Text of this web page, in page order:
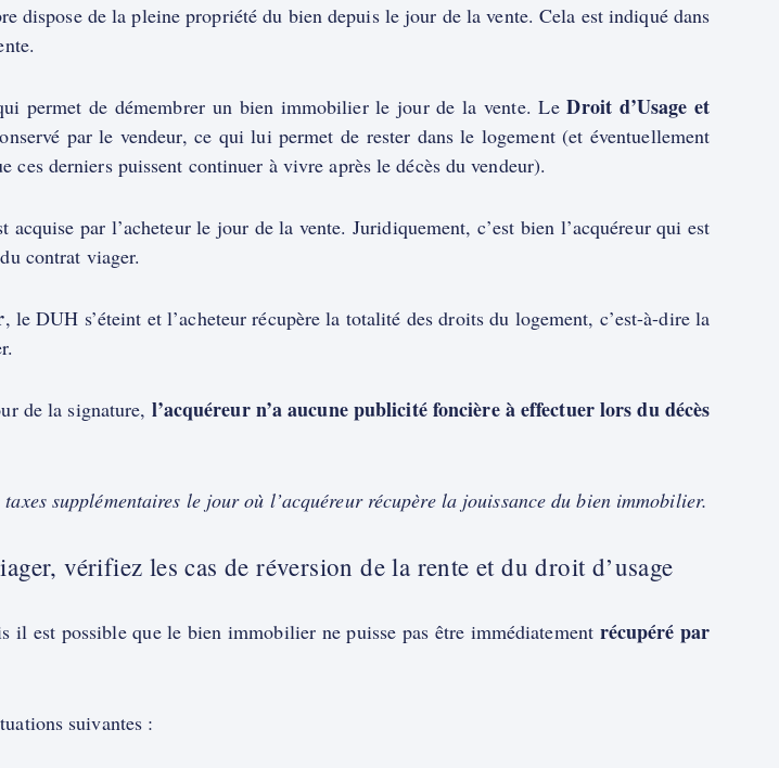
dispose de la pleine propriété du bien depuis le jour de la vente. Cela est indiqué dans
permet de démembrer un bien immobilier le jour de la vente. LeDroit d’Usage et
par le vendeur, ce qui lui permet de rester dans le logement (et éventuellement
ces derniers puissent continuer à vivre après le décès du vendeur).
acquise par l’acheteur le jour de la vente. Juridiquement, c’est bien l’acquéreur qui est
contrat viager.
, le DUH s’éteint et l’acheteur récupère la totalité des droits du logement, c’est-à-dire la
de la signature, l’acquéreur n’a aucune publicité foncière à effectuer lors du décès
supplémentaires le jour où l’acquéreur récupère la jouissance du bien immobilier.
vérifiez les cas de réversion de la rente et du droit d’usage
il est possible que le bien immobilier ne puisse pas être immédiatement récupéré par
suivantes :